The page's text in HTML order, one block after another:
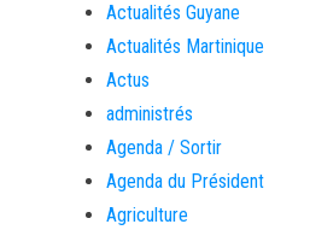
Actualités Guyane
Actualités Martinique
Actus
administrés
Agenda / Sortir
Agenda du Président
Agriculture